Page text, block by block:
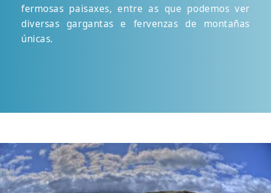
fermosas paisaxes, entre as que podemos ver
diversas gargantas e fervenzas de montañas
únicas.